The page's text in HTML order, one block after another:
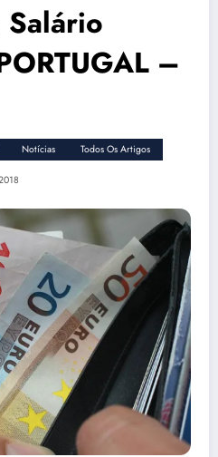
–
Notícias Todos Os Artigos